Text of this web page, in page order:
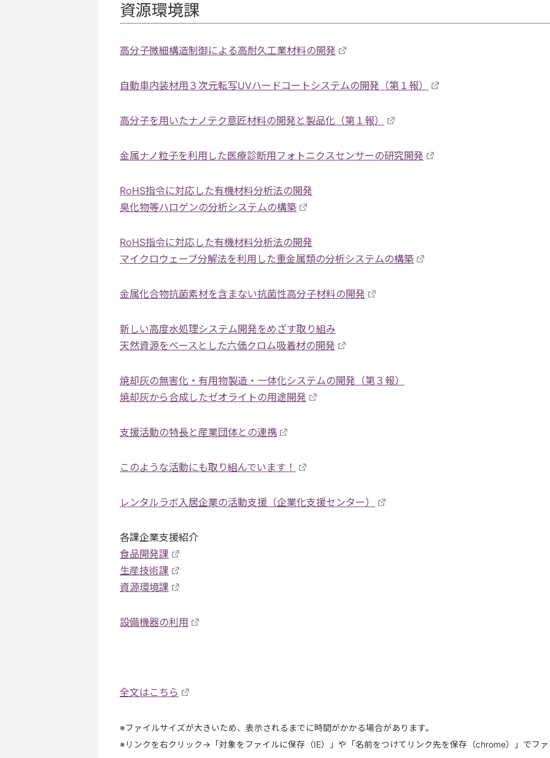
資源環境課
高分子微細構造制御による高耐久工業材料の開発
自動車内装材用３次元転写UVハードコートシステムの開発（第１報）
高分子を用いたナノテク意匠材料の開発と製品化（第１報）
金属ナノ粒子を利用した医療診断用フォトニクスセンサーの研究開発
RoHS指令に対応した有機材料分析法の開発
臭化物等ハロゲンの分析システムの構築
RoHS指令に対応した有機材料分析法の開発
マイクロウェーブ分解法を利用した重金属類の分析システムの構築
金属化合物抗菌素材を含まない抗菌性高分子材料の開発
新しい高度水処理システム開発をめざす取り組み
天然資源をベースとした六価クロム吸着材の開発
焼却灰の無害化・有用物製造・一体化システムの開発（第３報）
焼却灰から合成したゼオライトの用途開発
支援活動の特長と産業団体との連携
このような活動にも取り組んでいます！
レンタルラボ入居企業の活動支援（企業化支援センター）
各課企業支援紹介
食品開発課
生産技術課
資源環境課
設備機器の利用
全文はこちら
※ファイルサイズが大きいため、表示されるまでに時間がかかる場合があります。
※リンクを右クリック→「対象をファイルに保存（IE）」や「名前をつけてリンク先を保存（chrome）」でファ